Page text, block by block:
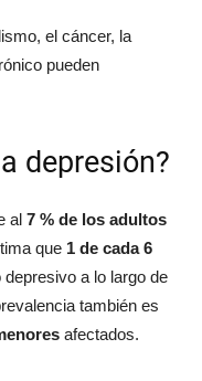
el cáncer, la
pueden
depresión?
al 7 % de los adultos
que 1 de cada 6
a lo largo de
también es
afectados.